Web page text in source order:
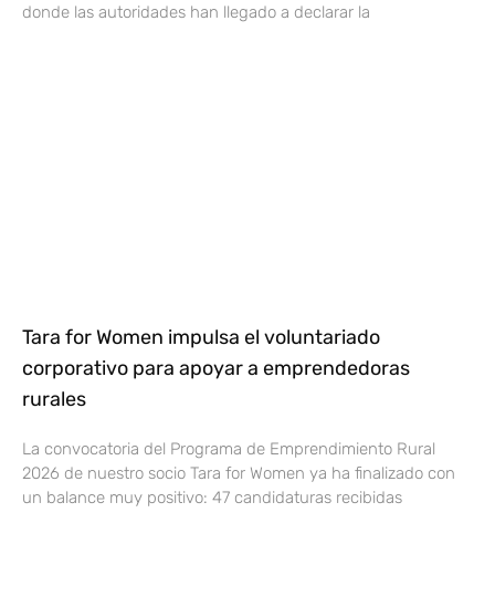
donde las autoridades han llegado a declarar la
Tara for Women impulsa el voluntariado
corporativo para apoyar a emprendedoras
rurales
La convocatoria del Programa de Emprendimiento Rural
2026 de nuestro socio Tara for Women ya ha finalizado con
un balance muy positivo: 47 candidaturas recibidas